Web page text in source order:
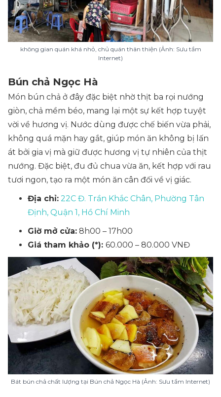
không gian quán khá nhỏ, chủ quán thân thiện (Ảnh: Sưu tầm
Internet)
Bún chả Ngọc Hà
Món bún chả ở đây đặc biệt nhờ thịt ba rọi nướng
giòn, chả mềm béo, mang lại một sự kết hợp tuyệt
vời về hương vị. Nước dùng được chế biến vừa phải,
không quá mặn hay gắt, giúp món ăn không bị lấn
át bởi gia vị mà giữ được hương vị tự nhiên của thịt
nướng. Đặc biệt, đu đủ chua vừa ăn, kết hợp với rau
tươi ngon, tạo ra một món ăn cân đối về vị giác.
Địa chỉ: 22C Đ. Trần Khắc Chân, Phường Tân
Định, Quận 1, Hồ Chí Minh
Giờ mở cửa: 8h00 – 17h00
Giá tham khảo (*): 60.000 – 80.000 VNĐ
Bát bún chả chất lượng tại Bún chả Ngọc Hà (Ảnh: Sưu tầm Internet)